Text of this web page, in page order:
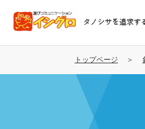
コ
テ
タノシサを追求す
トップページ